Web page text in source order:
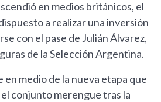
en medios británicos, el
a realizar una inversión
con el pase de Julián Álvarez,
de la Selección Argentina.
medio de la nueva etapa que
conjunto merengue tras la